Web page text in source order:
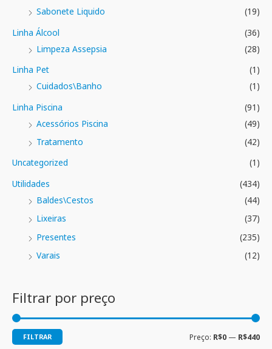
Sabonete Liquido
(19)
Linha Álcool
(36)
Limpeza Assepsia
(28)
Linha Pet
(1)
Cuidados\Banho
(1)
Linha Piscina
(91)
Acessórios Piscina
(49)
Tratamento
(42)
Uncategorized
(1)
Utilidades
(434)
Baldes\Cestos
(44)
Lixeiras
(37)
Presentes
(235)
Varais
(12)
Filtrar por preço
FILTRAR Preço: R$0 — R$440